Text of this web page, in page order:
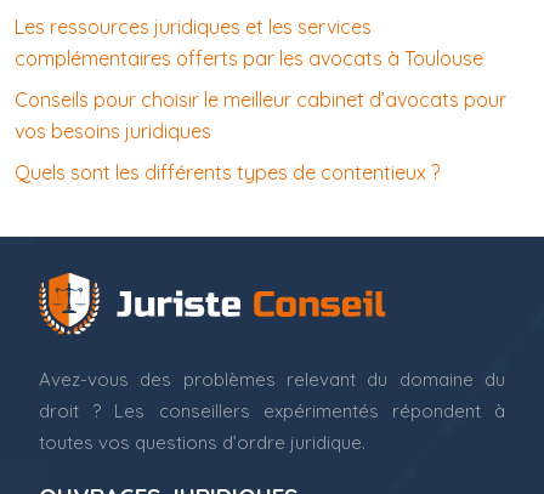
Les ressources juridiques et les services
complémentaires offerts par les avocats à Toulouse
Conseils pour choisir le meilleur cabinet d’avocats pour
vos besoins juridiques
Quels sont les différents types de contentieux ?
Avez-vous des problèmes relevant du domaine du
droit ? Les conseillers expérimentés répondent à
toutes vos questions d’ordre juridique.